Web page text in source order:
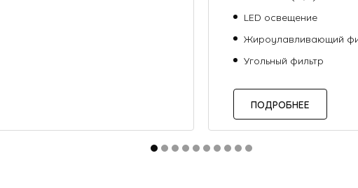
LED освещение
Жироулавливающий
Угольный фильтр
ПОДРОБНЕЕ